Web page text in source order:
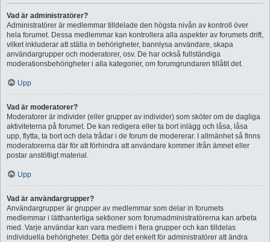
Vad är administratörer?
Administratörer är medlemmar tilldelade den högsta nivån av kontroll över
hela forumet. Dessa medlemmar kan kontrollera alla aspekter av forumets drift,
vilket inkluderar att ställa in behörigheter, bannlysa användare, skapa
användargrupper och moderatorer, osv. De har också fullständiga
moderationsbehörigheter i alla kategorier, om forumgrundaren tillåtit det.
Upp
Vad är moderatorer?
Moderatorer är individer (eller grupper av individer) som sköter om de dagliga
aktiviteterna på forumet. De kan redigera eller ta bort inlägg och låsa, låsa
upp, flytta, ta bort och dela trådar i de forum de modererar. I allmänhet så finns
moderatorerna där för att förhindra att användare kommer ifrån ämnet eller
postar anstötligt material.
Upp
Vad är användargrupper?
Användargrupper är grupper av medlemmar som delar in forumets
medlemmar i lätthanterliga sektioner som forumadministratörerna kan arbeta
med. Varje användar kan vara medlem i flera grupper och kan tilldelas
individuella behörigheter. Detta gör det enkelt för administratörer att ändra